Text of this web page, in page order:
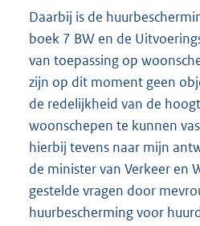
Daarbij is de
boek 7 BW en de
van toepassing op
zijn op dit moment geen
de redelijkheid van de
woonschepen te kunnen
hierbij tevens naar mijn
de minister van Verkeer en
gestelde vragen door
huurbescherming voor